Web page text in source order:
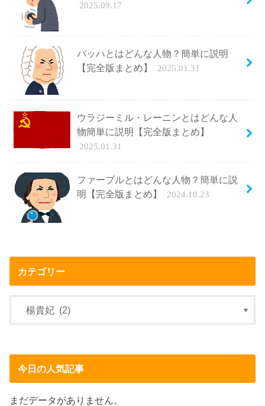
2025.09.17
バッハとはどんな人物？簡単に説明
【完全版まとめ】
2025.01.31
ウラジーミル・レーニンとはどんな人
物簡単に説明【完全版まとめ】
2025.01.31
ファーブルとはどんな人物？簡単に説
明【完全版まとめ】
2024.10.23
カテゴリー
今日の人気記事
まだデータがありません。